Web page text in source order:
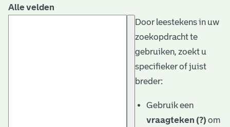
Alle velden
Door leestekens in uw
zoekopdracht te
gebruiken, zoekt u
specifieker of juist
breder:
Gebruik een
vraagteken (?) om